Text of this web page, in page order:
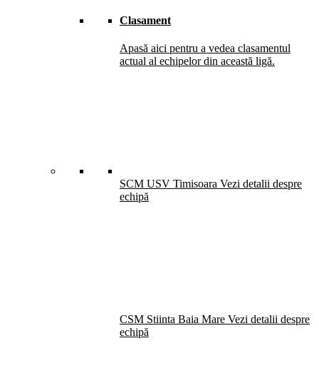
Clasament
Apasă aici pentru a vedea clasamentul
actual al echipelor din această ligă.
SCM USV Timisoara Vezi detalii despre
echipă
CSM Stiinta Baia Mare Vezi detalii despre
echipă